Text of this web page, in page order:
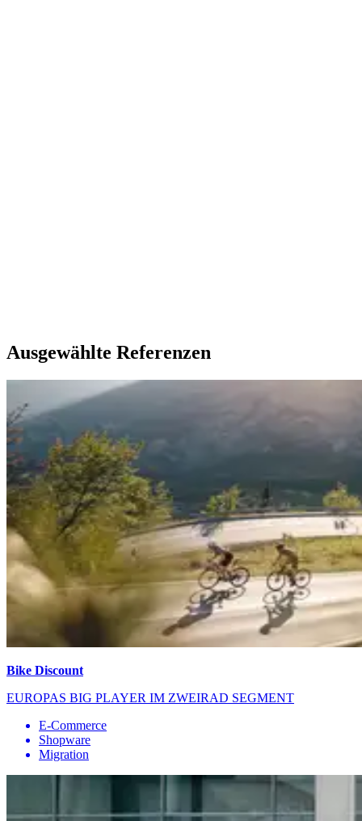
Ausgewählte Referenzen
Bike Discount
EUROPAS BIG PLAYER IM ZWEIRAD SEGMENT
E-Commerce
Shopware
Migration